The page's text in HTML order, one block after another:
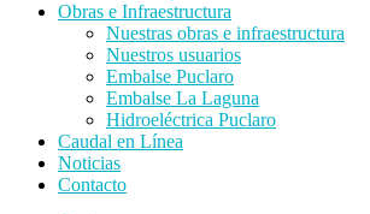
Obras e Infraestructura
Nuestras obras e infraestructura
Nuestros usuarios
Embalse Puclaro
Embalse La Laguna
Hidroeléctrica Puclaro
Caudal en Línea
Noticias
Contacto